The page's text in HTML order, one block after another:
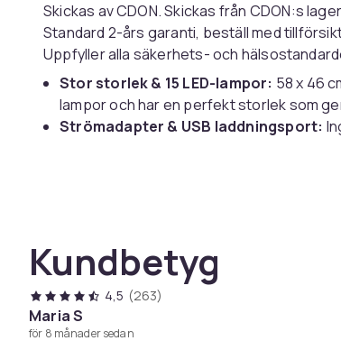
Skickas av CDON. Skickas från CDON:s
Standard 2-års garanti, beställ med
Uppfyller alla säkerhets- och
Stor storlek & 15 LED-lampor: 58 x 46
lampor och har en perfekt storlek som
Strömadapter & USB laddningsport:
Löstagbar spegelbas och
för spik, kan du antingen placera
Sminkspegel med belysning hjälper dig att
Artikel.nr.
Kundbetyg
4,5 (263)
Maria S
för 8 månader sedan